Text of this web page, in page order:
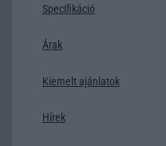
Specifikáció
Árak
Kiemelt ajánlatok
Hírek